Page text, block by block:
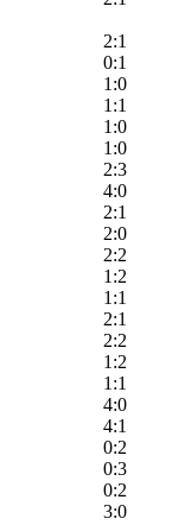
2:1
0:1
1:0
1:1
1:0
1:0
2:3
4:0
2:1
2:0
2:2
1:2
1:1
2:1
2:2
1:2
1:1
4:0
4:1
0:2
0:3
0:2
3:0